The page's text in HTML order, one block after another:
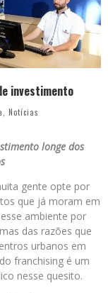
investimento
, Notícias
longe dos
gente opte por
que já moram em
ambiente por
das razões que
urbanos em
franchising é um
nesse quesito.